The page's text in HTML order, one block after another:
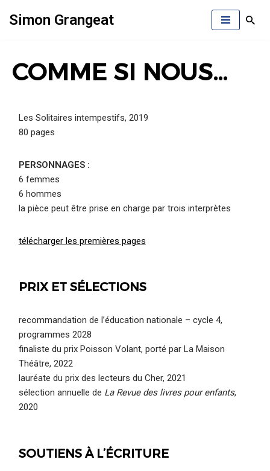
contenu
Simon Grangeat
COMME SI NOUS…
Les Solitaires intempestifs, 2019
80 pages
PERSONNAGES :
6 femmes
6 hommes
la pièce peut être prise en charge par trois interprètes
télécharger les premières pages
PRIX ET SÉLECTIONS
recommandation de l’éducation nationale – cycle 4,
programmes 2028
finaliste du prix Poisson Volant, porté par La Maison
Théâtre, 2022
lauréate du prix des lecteurs du Cher, 2021
sélection annuelle de La Revue des livres pour enfants,
2020
SOUTIENS À L’ÉCRITURE